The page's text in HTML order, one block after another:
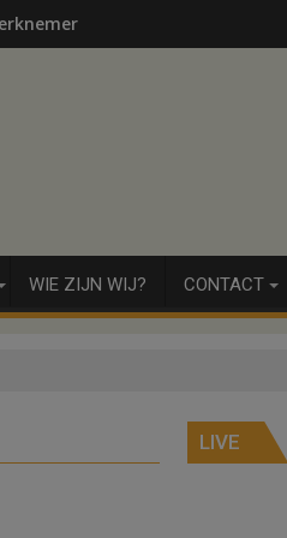
WIE ZIJN WIJ? CONTACT
LIVE